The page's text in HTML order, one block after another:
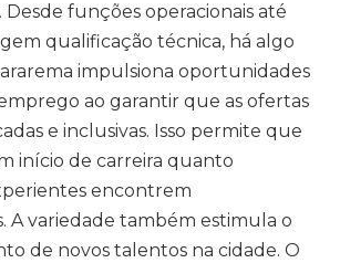
Desde funções operacionais até
qualificação técnica, há algo
impulsiona oportunidades
ao garantir que as ofertas
e inclusivas. Isso permite que
início de carreira quanto
encontrem
A variedade também estimula o
de novos talentos na cidade. O